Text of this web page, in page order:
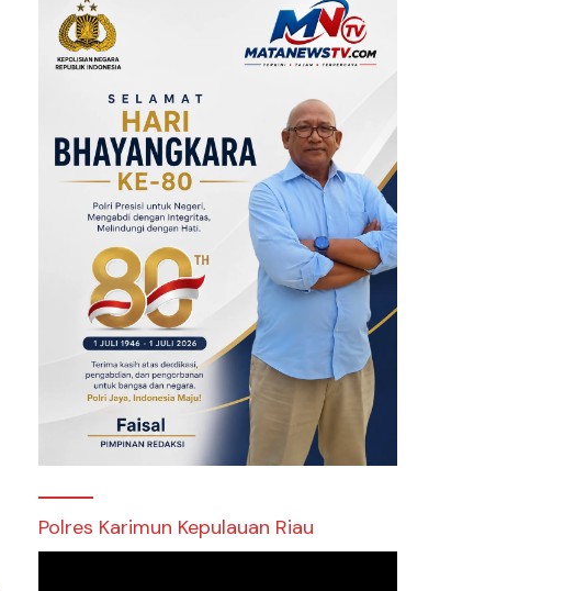
Polres Karimun Kepulauan Riau